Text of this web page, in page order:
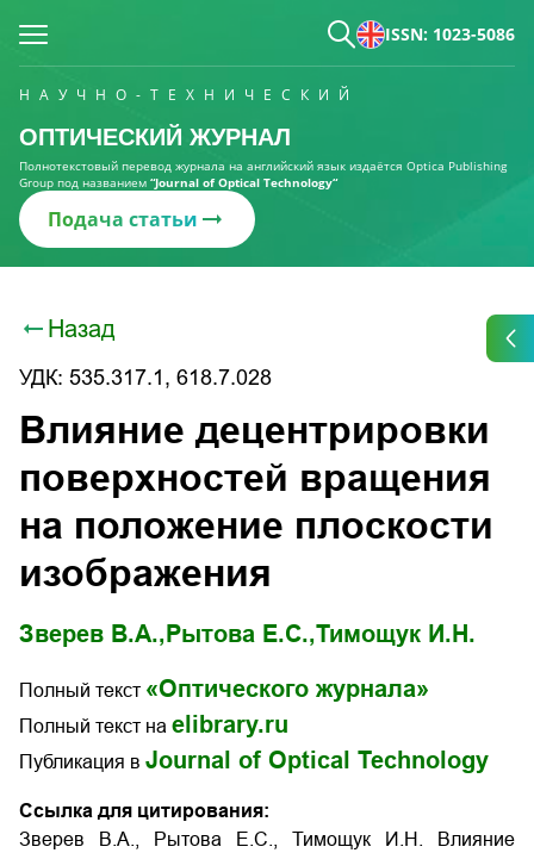
ISSN: 1023-5086
НАУЧНО-ТЕХНИЧЕСКИЙ
ОПТИЧЕСКИЙ ЖУРНАЛ
Полнотекстовый перевод журнала на английский язык издаётся Optica Publishing
Group под названием “Journal of Optical Technology“
Подача статьи
Назад
УДК: 535.317.1, 618.7.028
Влияние децентрировки
поверхностей вращения
на положение плоскости
изображения
Зверев В.А., Рытова Е.С.,Тимощук И.Н.
Полный текст «Оптического журнала»
Полный текст на elibrary.ru
Публикация в Journal of Optical Technology
Ссылка для цитирования:
Зверев В.А., Рытова Е.С., Тимощук И.Н. Влияние